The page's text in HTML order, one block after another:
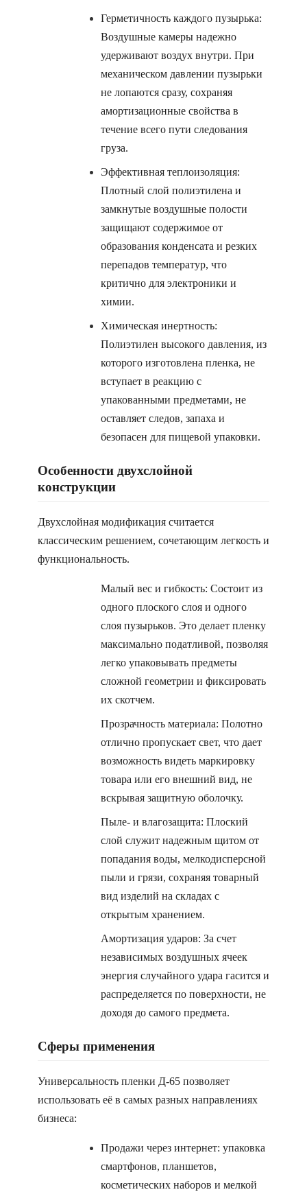
Герметичность каждого пузырька:
Воздушные камеры надежно
удерживают воздух внутри. При
механическом давлении пузырьки
не лопаются сразу, сохраняя
амортизационные свойства в
течение всего пути следования
груза.
Эффективная теплоизоляция:
Плотный слой полиэтилена и
замкнутые воздушные полости
защищают содержимое от
образования конденсата и резких
перепадов температур, что
критично для электроники и
химии.
Химическая инертность:
Полиэтилен высокого давления, из
которого изготовлена пленка, не
вступает в реакцию с
упакованными предметами, не
оставляет следов, запаха и
безопасен для пищевой упаковки.
Особенности двухслойной
конструкции
Двухслойная модификация считается
классическим решением, сочетающим легкость и
функциональность.
Малый вес и гибкость: Состоит из
одного плоского слоя и одного
слоя пузырьков. Это делает пленку
максимально податливой, позволяя
легко упаковывать предметы
сложной геометрии и фиксировать
их скотчем.
Прозрачность материала: Полотно
отлично пропускает свет, что дает
возможность видеть маркировку
товара или его внешний вид, не
вскрывая защитную оболочку.
Пыле- и влагозащита: Плоский
слой служит надежным щитом от
попадания воды, мелкодисперсной
пыли и грязи, сохраняя товарный
вид изделий на складах с
открытым хранением.
Амортизация ударов: За счет
независимых воздушных ячеек
энергия случайного удара гасится и
распределяется по поверхности, не
доходя до самого предмета.
Сферы применения
Универсальность пленки Д-65 позволяет
использовать её в самых разных направлениях
бизнеса:
Продажи через интернет: упаковка
смартфонов, планшетов,
косметических наборов и мелкой